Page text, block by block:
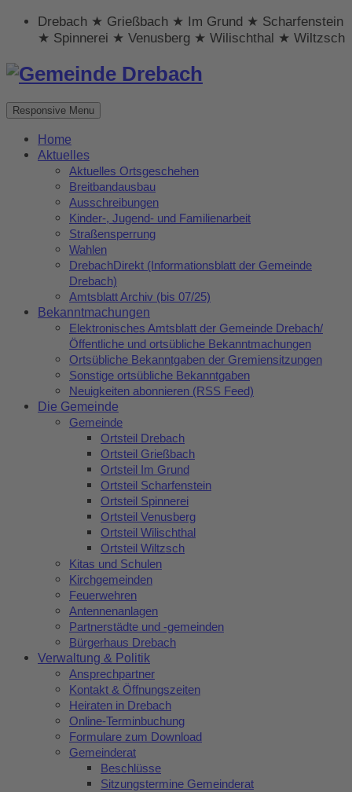
Drebach ★ Grießbach ★ Im Grund ★ Scharfenstein
★ Spinnerei ★ Venusberg ★ Wilischthal ★ Wiltzsch
Responsive Menu
Home
Aktuelles
Aktuelles Ortsgeschehen
Breitbandausbau
Ausschreibungen
Kinder-, Jugend- und Familienarbeit
Straßensperrung
Wahlen
DrebachDirekt (Informationsblatt der Gemeinde
Drebach)
Amtsblatt Archiv (bis 07/25)
Bekanntmachungen
Elektronisches Amtsblatt der Gemeinde Drebach/
Öffentliche und ortsübliche Bekanntmachungen
Ortsübliche Bekanntgaben der Gremiensitzungen
Sonstige ortsübliche Bekanntgaben
Neuigkeiten abonnieren (RSS Feed)
Die Gemeinde
Gemeinde
Ortsteil Drebach
Ortsteil Grießbach
Ortsteil Im Grund
Ortsteil Scharfenstein
Ortsteil Spinnerei
Ortsteil Venusberg
Ortsteil Wilischthal
Ortsteil Wiltzsch
Kitas und Schulen
Kirchgemeinden
Feuerwehren
Antennenanlagen
Partnerstädte und -gemeinden
Bürgerhaus Drebach
Verwaltung & Politik
Ansprechpartner
Kontakt & Öffnungszeiten
Heiraten in Drebach
Online-Terminbuchung
Formulare zum Download
Gemeinderat
Beschlüsse
Sitzungstermine Gemeinderat